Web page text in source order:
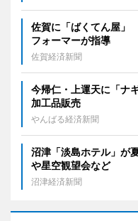
佐賀に「ばくてん屋」
フォーマーが指導
佐賀経済新聞
今帰仁・上運天に「ナ
加工品販売
やんばる経済新聞
沼津「淡島ホテル」が
や星空観望会など
沼津経済新聞